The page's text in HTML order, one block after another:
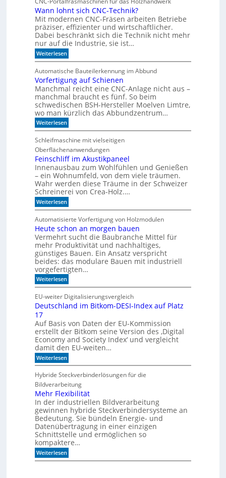
e
n
s
o
r
e
n
u
m
B
ü
c
h
e
r
r
e
a
l
T
a
k
t
d
e
r
S
e
r
i
e
Wann lohnt sich CNC-Technik?
Mit modernen CNC-Fräsen arbeiten Betriebe
präziser, effizienter und wirtschaftlicher.
Dabei beschränkt sich die Technik nicht mehr
nur auf die Industrie, sie ist…
Weiterlesen:
W
a
n
n
l
o
h
n
t
s
i
c
h
C
N
C
-
T
e
c
h
n
k
?
Automatische Bauteilerkennung im Abbund
Vorfertigung auf Schienen
Manchmal reicht eine CNC-Anlage nicht aus –
manchmal braucht es fünf. So beim
schwedischen BSH-Hersteller Moelven Limtre,
wo man kürzlich das Abbundzentrum…
Weiterlesen:
V
o
r
f
e
r
t
i
g
u
g
u
f
S
c
h
i
e
n
e
n
Schleifmaschine mit vielseitigen
Oberflächenanwendungen
Feinschliff im Akustikpaneel
Innenausbau zum Wohlfühlen und Genießen
– ein Wohnumfeld, von dem viele träumen.
Wahr werden diese Träume in der Schweizer
Schreinerei von Crea-Holz.…
Weiterlesen:
F
i
n
s
c
h
l
i
f
f
i
m
A
k
s
i
k
p
a
n
e
l
Automatisierte Vorfertigung von Holzmodulen
Heute schon an morgen bauen
Vermehrt sucht die Baubranche Mittel für
mehr Produktivität und nachhaltiges,
günstiges Bauen. Ein Ansatz verspricht
beides: das modulare Bauen mit industriell
vorgefertigten…
Weiterlesen:
H
e
u
t
s
c
h
o
n
a
n
o
r
g
e
n
b
a
u
e
n
EU-weiter Digitalisierungsvergleich
Deutschland im Bitkom-DESI-Index auf Platz
17
Auf Basis von Daten der EU-Kommission
erstellt der Bitkom seine Version des ‚Digital
Economy and Society Index‘ und vergleicht
damit den EU-weiten…
Weiterlesen:
D
u
t
s
c
h
l
a
n
d
i
m
B
i
Hybride Steckverbinderlösungen für die
Bildverarbeitung
Mehr Flexibilität
In der industriellen Bildverarbeitung
gewinnen hybride Steckverbindersysteme an
Bedeutung. Sie bündeln Energie- und
Datenübertragung in einer einzigen
Schnittstelle und ermöglichen so
kompaktere…
Weiterlesen:
M